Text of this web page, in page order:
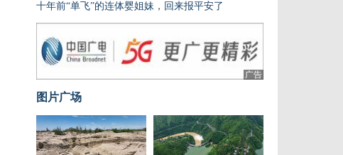
十年前“单飞”的连体婴姐妹，回来报平安了
广告
图片广场